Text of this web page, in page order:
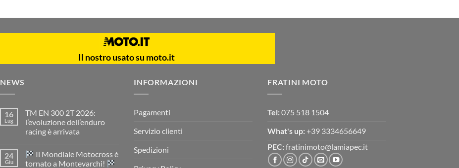
Il nostro usato su moto.it
NEWS
16
Lug
TM EN 300 2T 2026:
l’evoluzione dell’enduro
racing è arrivata
su
TM
24
Giu
Il Mondiale Motocross è
tornato a Montevarchi!
INFORMAZIONI
Pagamenti
Servizio clienti
Spedizioni
FRATINI MOTO
Tel: 075 518 1504
What's up: +39 3334656649
PEC: fratinimoto@lamiapec.it